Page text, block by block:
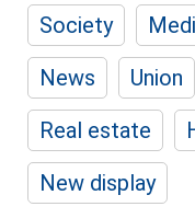
Society
News
Union
Real estate
New display